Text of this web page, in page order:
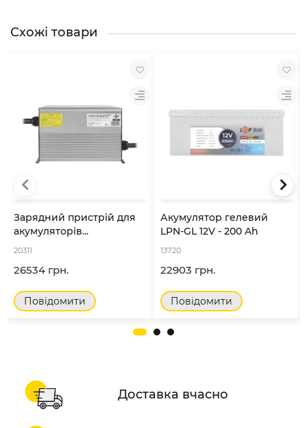
Схожі товари
Зарядний пристрій для
акумуляторів...
20311
26534 грн.
Повідомити
Акумулятор гелевий
LPN-GL 12V - 200 Ah
13720
22903 грн.
Повідомити
Доставка вчасно